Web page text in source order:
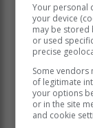
“Ons is op
Your personal
your device
may be stored
or used
precise
Some
of legitimate
your options
or in the site
and cookie